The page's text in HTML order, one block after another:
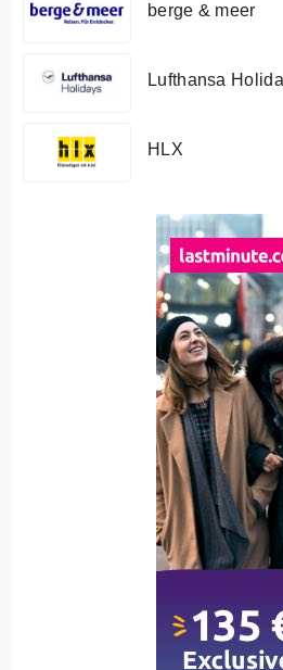
berge & meer
Lufthansa
HLX